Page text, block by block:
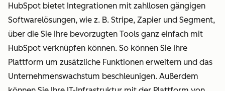
HubSpot bietet Integrationen mit zahllosen gängigen
Softwarelösungen, wie z. B. Stripe, Zapier und Segment,
über die Sie Ihre bevorzugten Tools ganz einfach mit
HubSpot verknüpfen können. So können Sie Ihre
Plattform um zusätzliche Funktionen erweitern und das
Unternehmenswachstum beschleunigen. Außerdem